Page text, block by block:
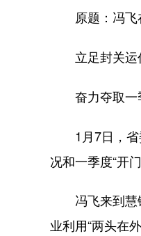
原题：冯
立足封关
奋力夺取
1月7日，省
况和一季度“开门
冯飞来到慧
业利用“两头在